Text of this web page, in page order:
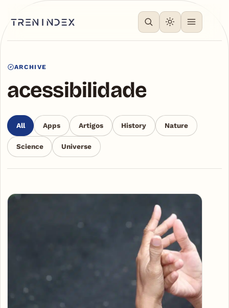
ARCHIVE
acessibilidade
All Apps Artigos History Nature
Science Universe
Articles